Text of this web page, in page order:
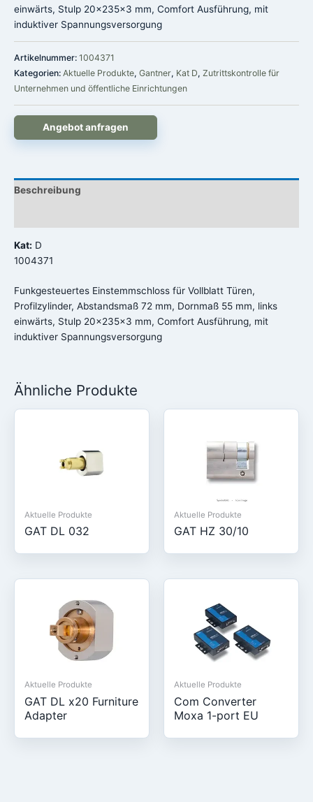
einwärts, Stulp 20x235x3 mm, Comfort Ausführung, mit
induktiver Spannungsversorgung
Artikelnummer: 1004371
Kategorien: Aktuelle Produkte, Gantner, Kat D, Zutrittskontrolle für
Unternehmen und öffentliche Einrichtungen
Angebot anfragen
Beschreibung
Kat: D
1004371
Funkgesteuertes Einstemmschloss für Vollblatt Türen,
Profilzylinder, Abstandsmaß 72 mm, Dornmaß 55 mm, links
einwärts, Stulp 20x235x3 mm, Comfort Ausführung, mit
induktiver Spannungsversorgung
Ähnliche Produkte
Aktuelle Produkte
GAT DL 032
Aktuelle Produkte
GAT HZ 30/10
Aktuelle Produkte
GAT DL x20 Furniture
Adapter
Aktuelle Produkte
Com Converter
Moxa 1-port EU